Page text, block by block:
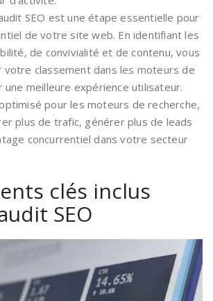
SEO est une étape essentielle pour
de votre site web. En identifiant les
de convivialité et de contenu, vous
classement dans les moteurs de
meilleure expérience utilisateur.
pour les moteurs de recherche,
plus de trafic, générer plus de leads
concurrentiel dans votre secteur
clés inclus
SEO